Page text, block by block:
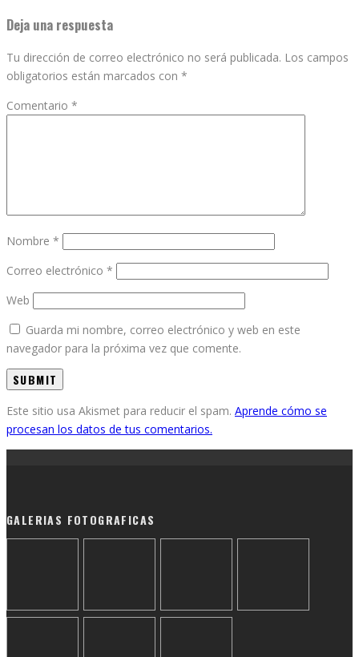
Deja una respuesta
Tu dirección de correo electrónico no será publicada. Los campos
obligatorios están marcados con *
Comentario *
Nombre *
Correo electrónico *
Web
Guarda mi nombre, correo electrónico y web en este
navegador para la próxima vez que comente.
Este sitio usa Akismet para reducir el spam. Aprende cómo se
procesan los datos de tus comentarios.
GALERIAS FOTOGRAFICAS